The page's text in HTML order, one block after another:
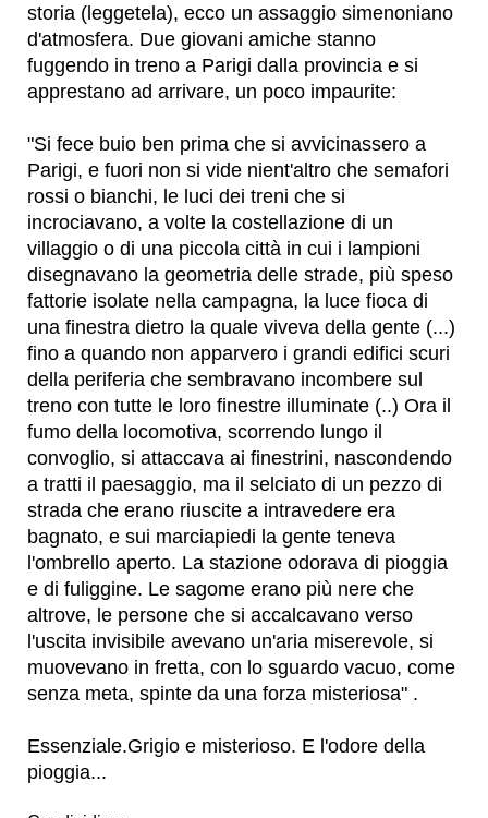
storia (leggetela), ecco un assaggio simenoniano
d'atmosfera. Due giovani amiche stanno
fuggendo in treno a Parigi dalla provincia e si
apprestano ad arrivare, un poco impaurite:
"Si fece buio ben prima che si avvicinassero a
Parigi, e fuori non si vide nient'altro che semafori
rossi o bianchi, le luci dei treni che si
incrociavano, a volte la costellazione di un
villaggio o di una piccola città in cui i lampioni
disegnavano la geometria delle strade, più speso
fattorie isolate nella campagna, la luce fioca di
una finestra dietro la quale viveva della gente (...)
fino a quando non apparvero i grandi edifici scuri
della periferia che sembravano incombere sul
treno con tutte le loro finestre illuminate (..) Ora il
fumo della locomotiva, scorrendo lungo il
convoglio, si attaccava ai finestrini, nascondendo
a tratti il paesaggio, ma il selciato di un pezzo di
strada che erano riuscite a intravedere era
bagnato, e sui marciapiedi la gente teneva
l'ombrello aperto. La stazione odorava di pioggia
e di fuliggine. Le sagome erano più nere che
altrove, le persone che si accalcavano verso
l'uscita invisibile avevano un'aria miserevole, si
muovevano in fretta, con lo sguardo vacuo, come
senza meta, spinte da una forza misteriosa" .
Essenziale.Grigio e misterioso. E l'odore della
pioggia...